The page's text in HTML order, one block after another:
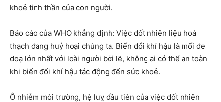
khoẻ tinh thần của con người.
Báo cáo của WHO khẳng định: Việc đốt nhiên liệu hoá
thạch đang huỷ hoại chúng ta. Biến đổi khí hậu là mối đe
doạ lớn nhất với loài người bởi lẽ, không ai có thể an toàn
khi biến đổi khí hậu tác động đến sức khoẻ.
Ô nhiễm môi trường, hệ luỵ đầu tiên của việc đốt nhiên